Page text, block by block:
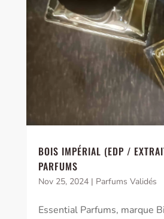
BOIS IMPÉRIAL (EDP /
PARFUMS
Nov 25, 2024| Parfums Validés
Essential Parfums, marque